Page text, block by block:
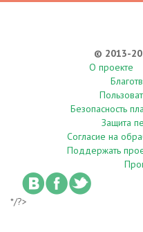
© 2013-
О проекте
Безопасность
Защита
Согласие на
Поддержать
*/?>